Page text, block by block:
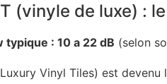
(vinyle de luxe) :
typique : 10 a 22 dB (selon
Vinyl Tiles) est